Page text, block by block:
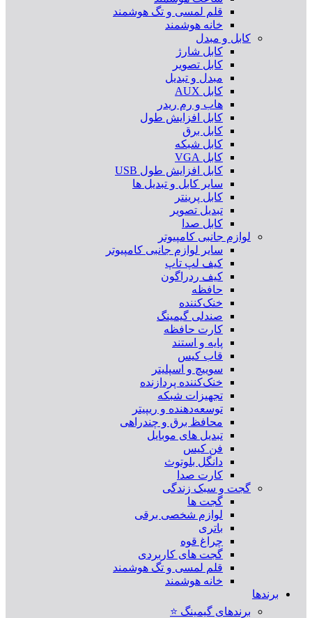
قلم لمسی و تگ هوشمند
خانه هوشمند
کابل و مبدل
کابل شارژ
کابل تصویر
مبدل و تبدیل
کابل AUX
هاب و رم ریدر
کابل افزایش طول
کابل برق
کابل شبکه
کابل VGA
کابل افزایش طول USB
سایر کابل و تبدیل ها
کابل پرینتر
تبدیل تصویر
کابل صدا
لوازم جانبی کامپیوتر
سایر لوازم جانبی کامپیوتر
کیف لپ تاپ
کیف ردراگون
حافظه
خنک‌کننده
صندلی گیمینگ
کارت حافظه
پایه و استند
قاب کیس
سوییچ و اسپلیتر
خنک‌کننده پردازنده
تجهیزات شبکه
توسعه‌دهنده و ریپیتر
محافظ برق و چندراهی
تبدیل های موبایل
فن کیس
دانگل بلوتوث
کارت صدا
گجت و سبک زندگی
گجت ها
لوازم شخصی برقی
باتری
چراغ قوه
گجت های کاربردی
قلم لمسی و تگ هوشمند
خانه هوشمند
برندها
برندهای گیمینگ ⭐